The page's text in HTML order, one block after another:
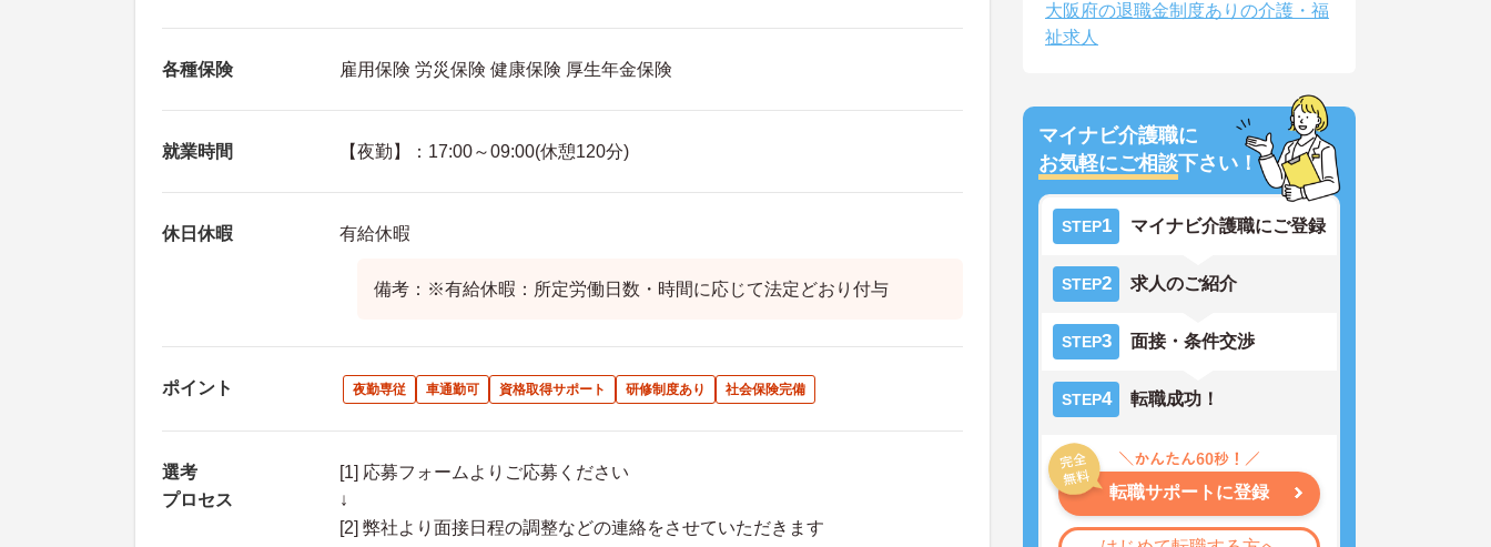
各種保険 雇用保険 労災保険 健康保険 厚生年金保険
就業時間 【夜勤】：17:00～09:00(休憩120分)
休日休暇 有給休暇
備考：※有給休暇：所定労働日数・時間に応じて法定どおり付与
ポイント 夜勤専従 車通勤可 資格取得サポート 研修制度あり 社会保険完備
選考
プロセス
[1] 応募フォームよりご応募ください
↓
[2] 弊社より面接日程の調整などの連絡をさせていただきます
大阪府の退職金制度ありの介護・福
祉求人
マイナビ介護職に
お気軽にご相談下さい！
STEP1 マイナビ介護職にご登録
STEP2 求人のご紹介
STEP3 面接・条件交渉
STEP4 転職成功！
転職サポートに登録